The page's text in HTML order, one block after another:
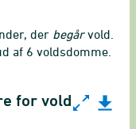
der begårvold.
af 6 voldsdomme.
vold
for vold